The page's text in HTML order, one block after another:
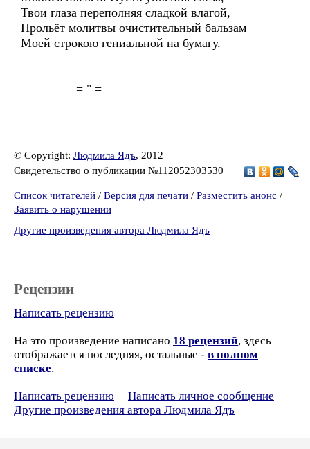
Твои глаза переполняя сладкой влагой,
Прольёт молитвы очистительный бальзам
Моей строкою гениальной на бумагу.
= " =
© Copyright: Людмила Ядъ, 2012
Свидетельство о публикации №112052303530
Список читателей / Версия для печати / Разместить анонс /
Заявить о нарушении
Другие произведения автора Людмила Ядъ
Рецензии
Написать рецензию
На это произведение написано 18 рецензий, здесь
отображается последняя, остальные - в полном
списке.
Написать рецензию
Написать личное сообщение
Другие произведения автора Людмила Ядъ